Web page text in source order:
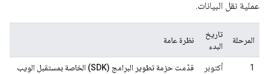
عملية نقل البيانات.
المرحلة
تاريخ
البدء
نظرة عامة
1
أكتوبر
قدّمت حزمة تطوير البرامج (SDK) الخاصة بمستقبل الويب